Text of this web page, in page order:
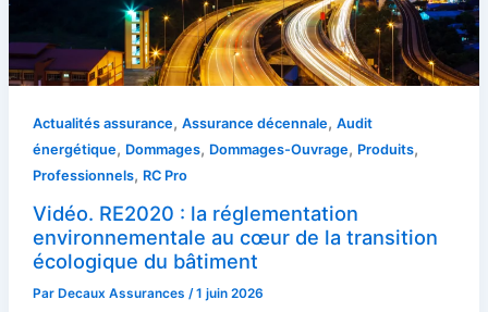
Actualités assurance, Assurance décennale, Audit
énergétique, Dommages, Dommages-Ouvrage, Produits,
Professionnels, RC Pro
Vidéo. RE2020 : la réglementation
environnementale au cœur de la transition
écologique du bâtiment
Par Decaux Assurances /1 juin 2026